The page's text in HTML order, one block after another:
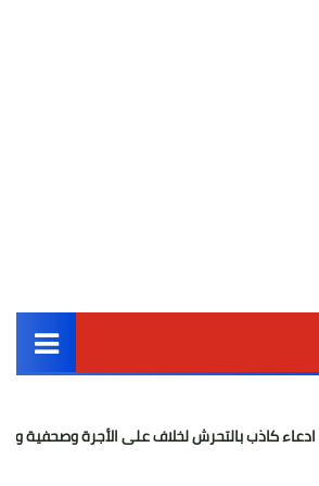
أخبار مصر
لخلاف على الأجرة وصحفية وهمية